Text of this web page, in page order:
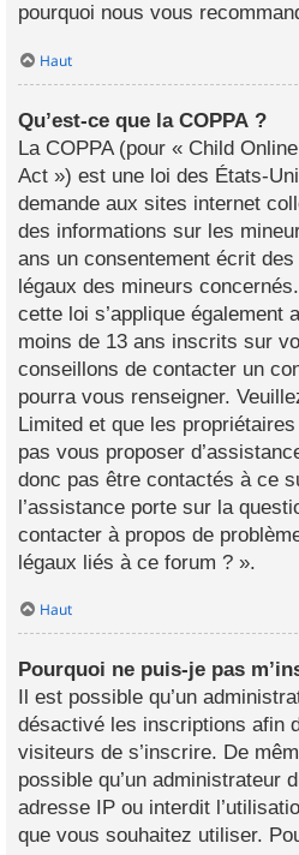
pourquoi nous vous
Haut
Qu’est-ce que la COPPA ?
La COPPA (pour « Child
Act ») est une loi des États-
demande aux sites internet
des informations sur les
ans un consentement écrit
légaux des mineurs
cette loi s’applique également
moins de 13 ans inscrits sur
conseillons de contacter un
pourra vous renseigner.
Limited et que les
pas vous proposer
donc pas être contactés à ce
l’assistance porte sur la
contacter à propos de
légaux liés à ce forum ? ».
Haut
Pourquoi ne puis-je pas
Il est possible qu’un
désactivé les inscriptions afin
visiteurs de s’inscrire. De
possible qu’un administrateur
adresse IP ou interdit
que vous souhaitez utiliser.